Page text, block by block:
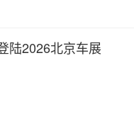
陆2026北京车展